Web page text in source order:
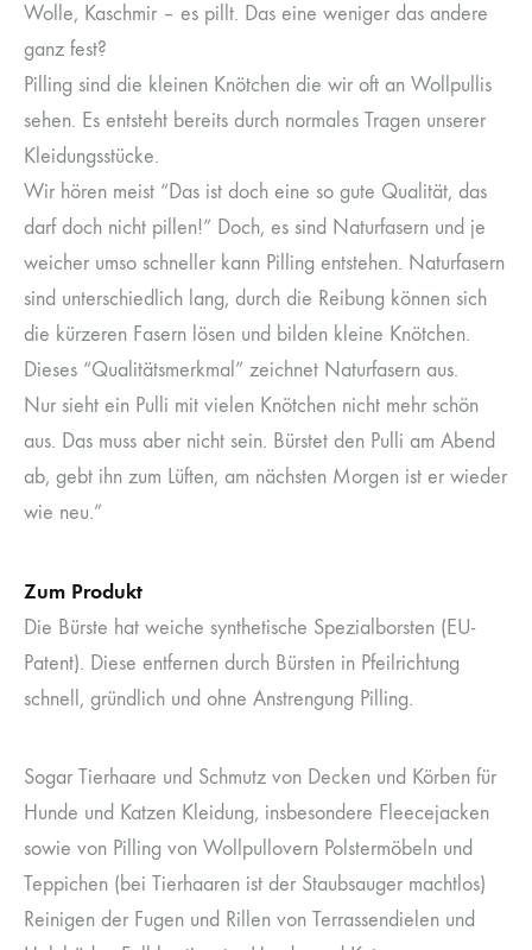
Wolle, Kaschmir – es pillt. Das eine weniger das andere
ganz fest?
Pilling sind die kleinen Knötchen die wir oft an Wollpullis
sehen. Es entsteht bereits durch normales Tragen unserer
Kleidungsstücke.
Wir hören meist “Das ist doch eine so gute Qualität, das
darf doch nicht pillen!” Doch, es sind Naturfasern und je
weicher umso schneller kann Pilling entstehen. Naturfasern
sind unterschiedlich lang, durch die Reibung können sich
die kürzeren Fasern lösen und bilden kleine Knötchen.
Dieses “Qualitätsmerkmal” zeichnet Naturfasern aus.
Nur sieht ein Pulli mit vielen Knötchen nicht mehr schön
aus. Das muss aber nicht sein. Bürstet den Pulli am Abend
ab, gebt ihn zum Lüften, am nächsten Morgen ist er wieder
wie neu.”
Zum Produkt
Die Bürste hat weiche synthetische Spezialborsten (EU-
Patent). Diese entfernen durch Bürsten in Pfeilrichtung
schnell, gründlich und ohne Anstrengung Pilling.
Sogar Tierhaare und Schmutz von Decken und Körben für
Hunde und Katzen Kleidung, insbesondere Fleecejacken
sowie von Pilling von Wollpullovern Polstermöbeln und
Teppichen (bei Tierhaaren ist der Staubsauger machtlos)
Reinigen der Fugen und Rillen von Terrassendielen und